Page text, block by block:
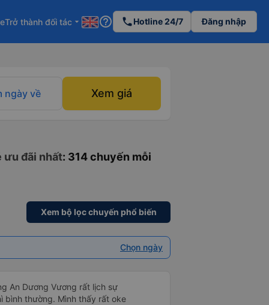
Trở thành đối tác arrow_drop_down help_outline phoneHotline 24/7 Đăng nhập
ngày về Xem giá
ưu đãi nhất: 314 chuyến mỗi
Xem bộ lọc chuyến phổ biến
Chọn ngày
An Dương Vương rất lịch sự
bình thường. Mình thấy rất oke